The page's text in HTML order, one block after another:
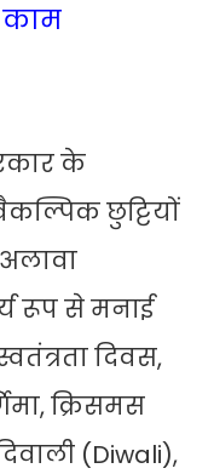
काम
के
छुट्टियों
रूप से मनाई
दिवस,
क्रिसमस
(Diwali),